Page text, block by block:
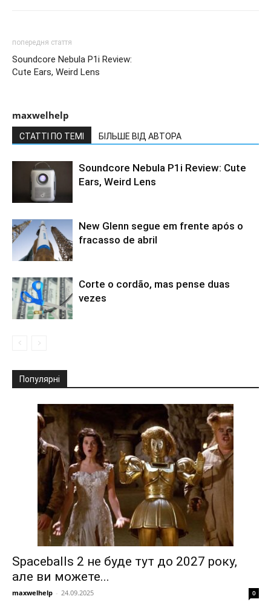
попередня стаття
Soundcore Nebula P1i Review:
Cute Ears, Weird Lens
maxwelhelp
СТАТТІ ПО ТЕМІ БІЛЬШЕ ВІД АВТОРА
Soundcore Nebula P1i Review: Cute
Ears, Weird Lens
New Glenn segue em frente após o
fracasso de abril
Corte o cordão, mas pense duas
vezes
Популярні
Spaceballs 2 не буде тут до 2027 року,
але ви можете...
maxwelhelp - 24.09.2025 0